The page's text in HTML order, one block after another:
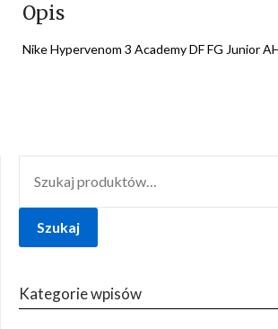
Opis
Nike Hypervenom 3 Academy DF FG Junior
Szukaj
Kategorie wpisów